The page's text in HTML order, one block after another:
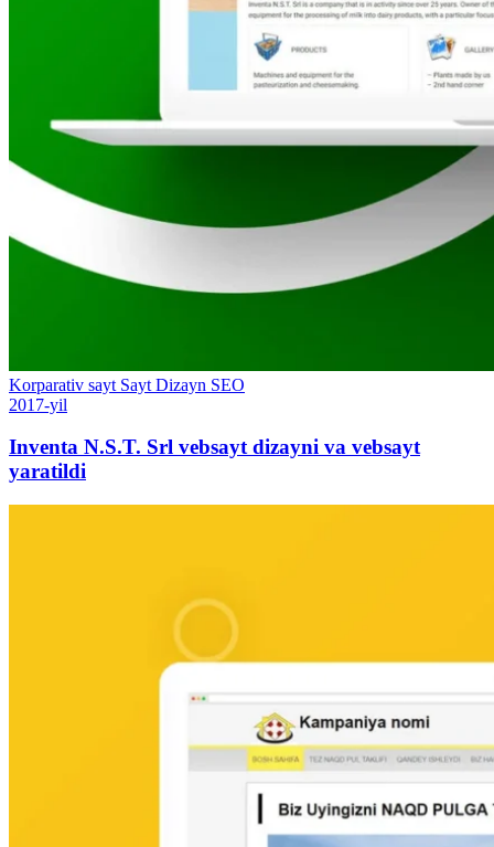
Korparativ sayt Sayt Dizayn SEO
2017-yil
Inventa N.S.T. Srl vebsayt dizayni va vebsayt
yaratildi